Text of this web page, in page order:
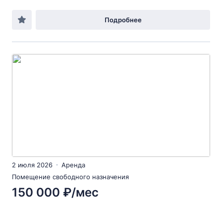
Подробнее
2 июля 2026
Аренда
Помещение свободного назначения
150 000 ₽/мес